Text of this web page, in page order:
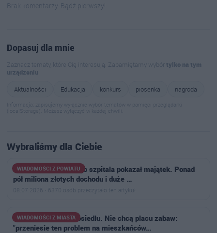
Brak komentarzy. Bądź pierwszy!
Dopasuj dla mnie
Zaznacz tematy, które Cię interesują. Zapamiętamy wybórtylko na tym
urządzeniu.
Aktualności
Edukacja konkurs piosenka nagroda
Informacja: zapisujemy wyłącznie wybór tematów w pamięci przeglądarki
(localStorage). Możesz wyłączyć w każdej chwili.
Wybraliśmy dla Ciebie
WIADOMOŚCI Z POWIATU
Dyrektor ostrowskiego szpitala pokazał majątek. Ponad
pół miliona złotych dochodu i duże …
08.07.2026 · 6370 osób przeczytało ten artykuł
WIADOMOŚCI Z MIASTA
Narasta konflikt na osiedlu. Nie chcą placu zabaw:
"przeniesie ten problem na mieszkańców…